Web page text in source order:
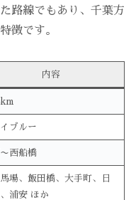
路線でもあり、千葉方
徴です。
内容
ブルー
西船橋
場、飯田橋、大手町、日
浦安 ほか